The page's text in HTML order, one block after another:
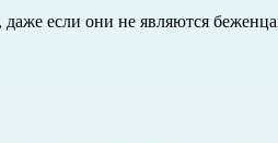
если они не являются